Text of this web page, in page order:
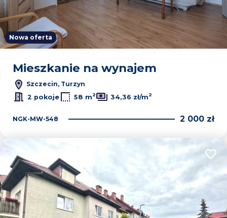
Nowa oferta
Mieszkanie na wynajem
Szczecin, Turzyn
2 pokoje
58 m2 34,36 zł/m2
NGK-MW-548 2 000 zł